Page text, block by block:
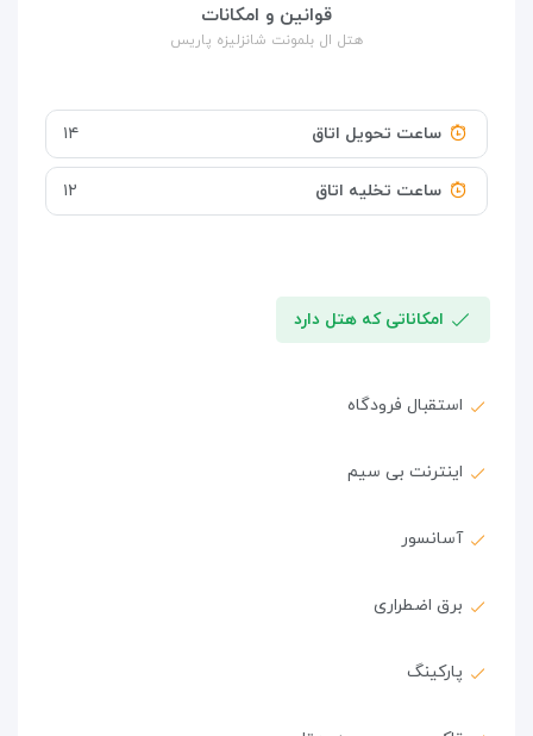
قوانین و امکانات
هتل ال بلمونت شانزلیزه پاریس
ساعت تحویل اتاق ۱۴
ساعت تخلیه اتاق ۱۲
امکاناتی که هتل دارد
استقبال فرودگاه
اینترنت بی سیم
آسانسور
برق اضطراری
پارکینگ